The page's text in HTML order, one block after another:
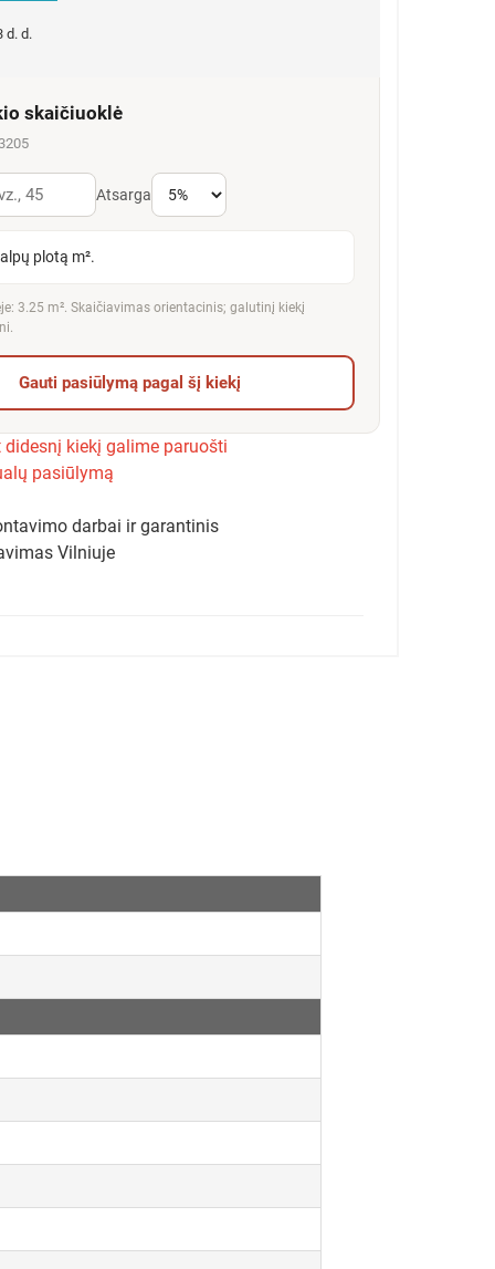
d. d.
skaičiuoklė
Atsarga
plotą m².
3.25 m². Skaičiavimas orientacinis; galutinį kiekį
Gauti pasiūlymą pagal šį kiekį
didesnį kiekį galime paruošti
pasiūlymą
darbai ir garantinis
Vilniuje